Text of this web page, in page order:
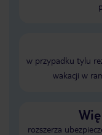
w przypadku tylu
wakacji w
rozszerza